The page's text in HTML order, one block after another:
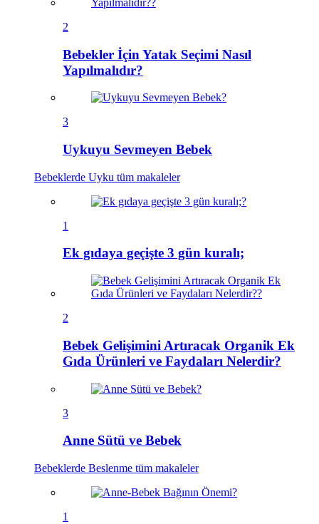
2
Bebekler İçin Yatak Seçimi Nasıl
Yapılmalıdır?
3
Uykuyu Sevmeyen Bebek
Bebeklerde Uyku tüm makaleler
1
Ek gıdaya geçişte 3 gün kuralı;
2
Bebek Gelişimini Artıracak Organik Ek
Gıda Ürünleri ve Faydaları Nelerdir?
3
Anne Sütü ve Bebek
Bebeklerde Beslenme tüm makaleler
1